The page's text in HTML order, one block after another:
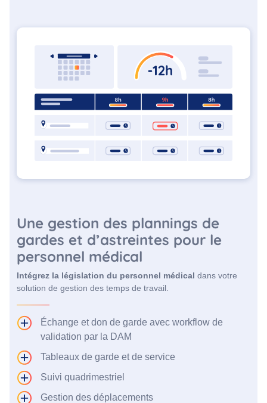
Une gestion des plannings de
gardes et d’astreintes pour le
personnel médical
Intégrez la législation du personnel médical dans votre
solution de gestion des temps de travail.
Échange et don de garde avec workflow de
validation par la DAM
Tableaux de garde et de service
Suivi quadrimestriel
Gestion des déplacements